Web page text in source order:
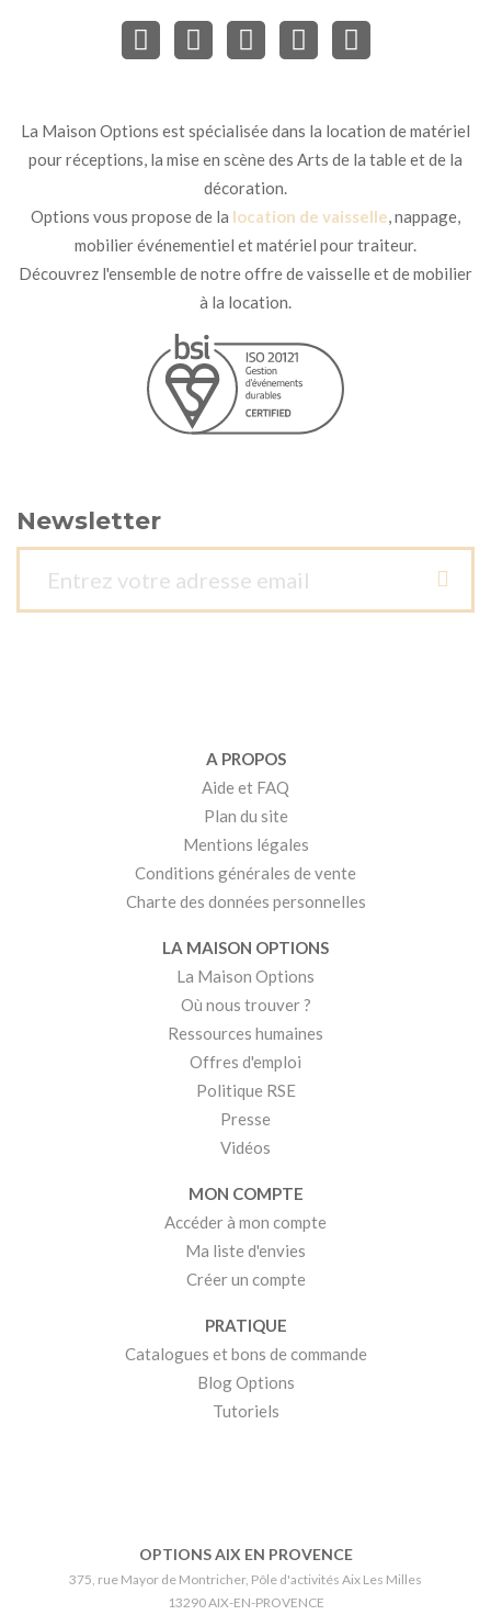
La Maison Options est spécialisée dans la location de matériel
pour réceptions, la mise en scène des Arts de la table et de la
décoration.
Options vous propose de la location de vaisselle, nappage,
mobilier événementiel et matériel pour traiteur.
Découvrez l'ensemble de notre offre de vaisselle et de mobilier
à la location.
Newsletter
A PROPOS
Aide et FAQ
Plan du site
Mentions légales
Conditions générales de vente
Charte des données personnelles
LA MAISON OPTIONS
La Maison Options
Où nous trouver ?
Ressources humaines
Offres d'emploi
Politique RSE
Presse
Vidéos
MON COMPTE
Accéder à mon compte
Ma liste d'envies
Créer un compte
PRATIQUE
Catalogues et bons de commande
Blog Options
Tutoriels
OPTIONS AIX EN PROVENCE
375, rue Mayor de Montricher, Pôle d'activités Aix Les Milles
13290 AIX-EN-PROVENCE